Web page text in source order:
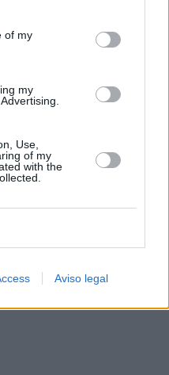
en este sitio web o
of my
my
Use,
of my
with the
Aviso legal